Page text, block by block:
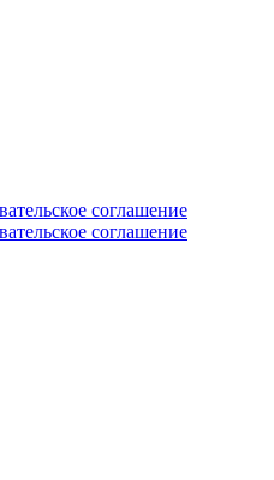
соглашение
соглашение